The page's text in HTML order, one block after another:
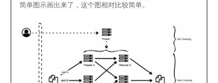
简单图示画出来了，这个图相对比较简单。